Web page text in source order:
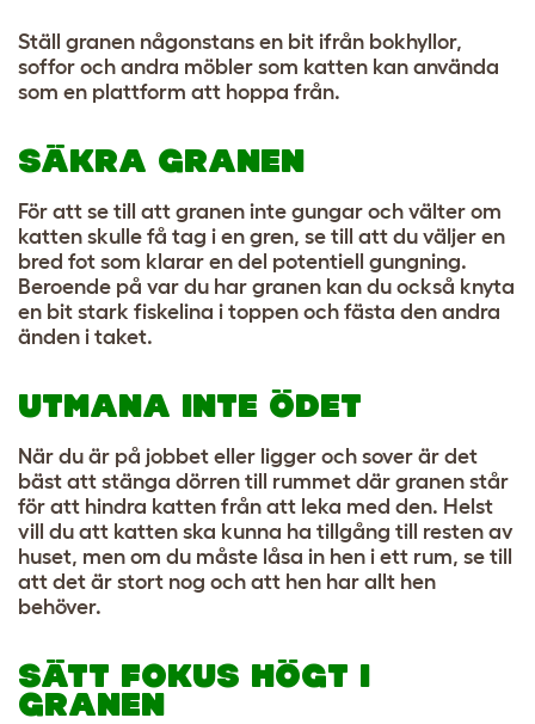
Ställ granen någonstans en bit ifrån bokhyllor,
soffor och andra möbler som katten kan använda
som en plattform att hoppa från.
SÄKRA GRANEN
För att se till att granen inte gungar och välter om
katten skulle få tag i en gren, se till att du väljer en
bred fot som klarar en del potentiell gungning.
Beroende på var du har granen kan du också knyta
en bit stark fiskelina i toppen och fästa den andra
änden i taket.
UTMANA INTE ÖDET
När du är på jobbet eller ligger och sover är det
bäst att stänga dörren till rummet där granen står
för att hindra katten från att leka med den. Helst
vill du att katten ska kunna ha tillgång till resten av
huset, men om du måste låsa in hen i ett rum, se till
att det är stort nog och att hen har allt hen
behöver.
SÄTT FOKUS HÖGT I
GRANEN